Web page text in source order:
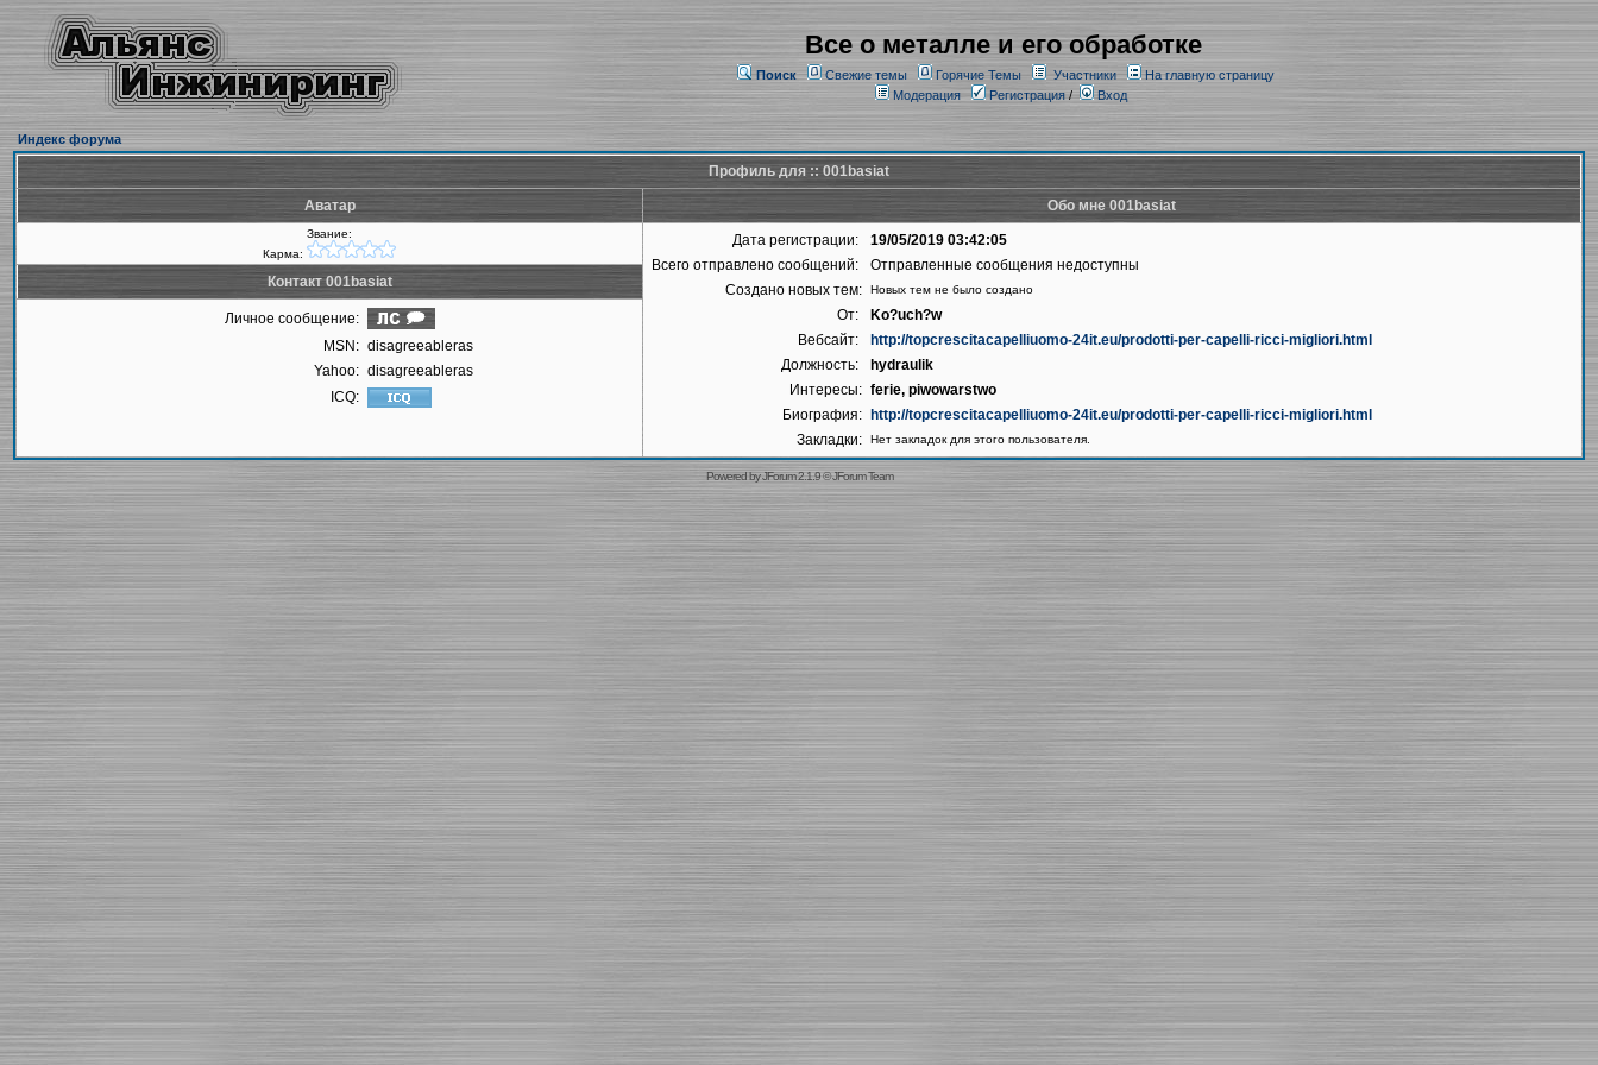
Все о металле и его обработке
Поиск Свежие темы Горячие Темы Участники
На главную страницу
Модерация
Регистрация/ Вход
Индекс форума
Профиль для :: 001basiat
Аватар Обо мне 001basiat
Звание:
Карма:
Дата регистрации:
19/05/2019 03:42:05
Всего отправлено сообщений:
Отправленные сообщения недоступны
Создано новых тем:
Новых тем не было создано
От:
Ko?uch?w
Вебсайт:
http://topcrescitacapelliuomo-24it.eu/prodotti-per-capelli-ricci-migliori.html
Должность:
hydraulik
Интересы: ferie, piwowarstwo
Биография:
http://topcrescitacapelliuomo-24it.eu/prodotti-per-capelli-ricci-migliori.html
Закладки:
Нет закладок для этого пользователя.
Контакт 001basiat
Личное сообщение:
MSN: disagreeableras
Yahoo: disagreeableras
ICQ:
Powered byJForum 2.1.9©JForum Team